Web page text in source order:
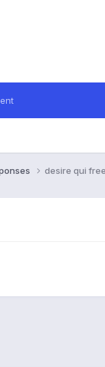
desire qui